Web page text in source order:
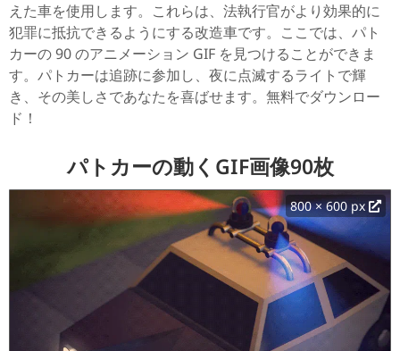
えた車を使用します。これらは、法執行官がより効果的に
犯罪に抵抗できるようにする改造車です。ここでは、パト
カーの 90 のアニメーション GIF を見つけることができま
す。パトカーは追跡に参加し、夜に点滅するライトで輝
き、その美しさであなたを喜ばせます。無料でダウンロー
ド！
パトカーの動くGIF画像90枚
800 × 600 px